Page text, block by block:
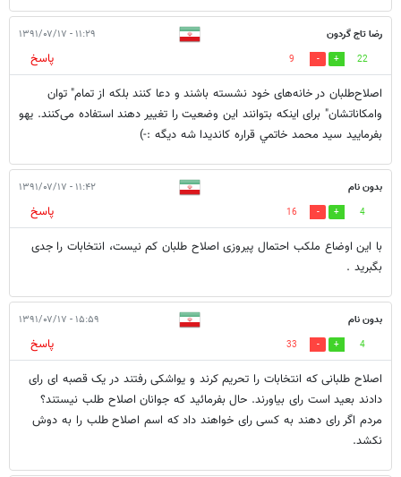
رضا تاج گردون ۱۱:۲۹ - ۱۳۹۱/۰۷/۱۷
22
9
پاسخ
اصلاح‌طلبان در خانه‌های خود نشسته باشند و دعا کنند بلکه از تمام" توان
وامکاناتشان" برای اینکه بتوانند این وضعیت را تغییر دهند استفاده می‌کنند. يهو
بفرماييد سيد محمد خاتمي قراره كانديدا شه ديگه :-)
بدون نام ۱۱:۴۲ - ۱۳۹۱/۰۷/۱۷
4
16
پاسخ
با این اوضاع ملکب احتمال پیروزی اصلاح طلبان کم نیست، انتخابات را جدی
بگبرید .
بدون نام ۱۵:۵۹ - ۱۳۹۱/۰۷/۱۷
4
33
پاسخ
اصلاح طلبانی که انتخابات را تحریم کرند و یواشکی رفتند در یک قصبه ای رای
دادند بعید است رای بیاورند. حال بفرمائید که جوانان اصلاح طلب نیستند؟
مردم اگر رای دهند به کسی رای خواهند داد که اسم اصلاح طلب را به دوش
نکشد.